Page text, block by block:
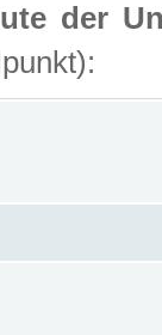
der